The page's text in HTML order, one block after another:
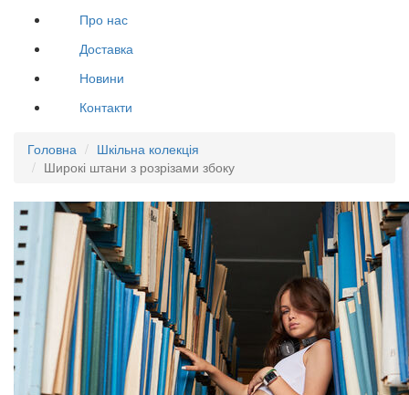
Про нас
Доставка
Новини
Контакти
Головна
Шкільна колекція
Широкі штани з розрізами збоку